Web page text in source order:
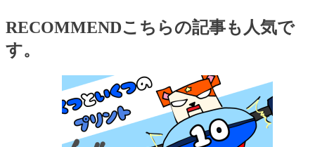
RECOMMENDこちらの記事も人気で
す。